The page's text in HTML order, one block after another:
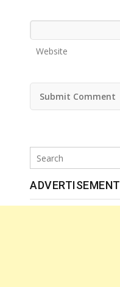
Website
Search
ADVERTISEMENT